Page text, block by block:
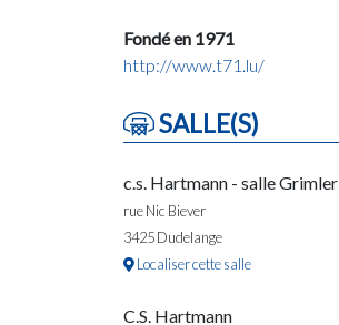
Fondé en 1971
http://www.t71.lu/
SALLE(S)
c.s. Hartmann - salle Grimler
rue Nic Biever
3425 Dudelange
Localiser cette salle
C.S. Hartmann